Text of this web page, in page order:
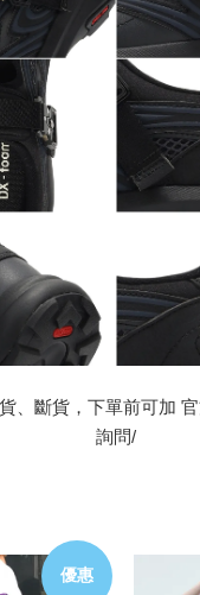
、斷貨，下單前可加
詢問/
優惠